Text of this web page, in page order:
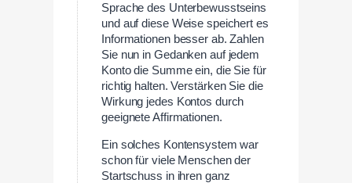
Sprache des Unterbewusstseins
und auf diese Weise speichert es
Informationen besser ab. Zahlen
Sie nun in Gedanken auf jedem
Konto die Summe ein, die Sie für
richtig halten. Verstärken Sie die
Wirkung jedes Kontos durch
geeignete Affirmationen.
Ein solches Kontensystem war
schon für viele Menschen der
Startschuss in ihren ganz